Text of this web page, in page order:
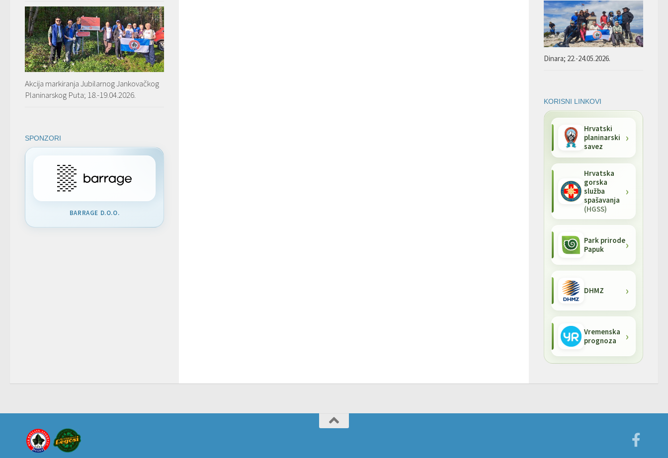
Akcija markiranja Jubilarnog Jankovačkog
Planinarskog Puta; 18.-19.04.2026.
SPONZORI
BARRAGE D.O.O.
Dinara; 22.-24.05.2026.
KORISNI LINKOVI
Hrvatski
planinarski
savez
Hrvatska
gorska
služba
spašavanja
(HGSS)
Park prirode
Papuk
DHMZ
Vremenska
prognoza